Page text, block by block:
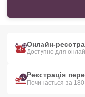
Онлайн-
Доступно для
Реєстрація
Починається за